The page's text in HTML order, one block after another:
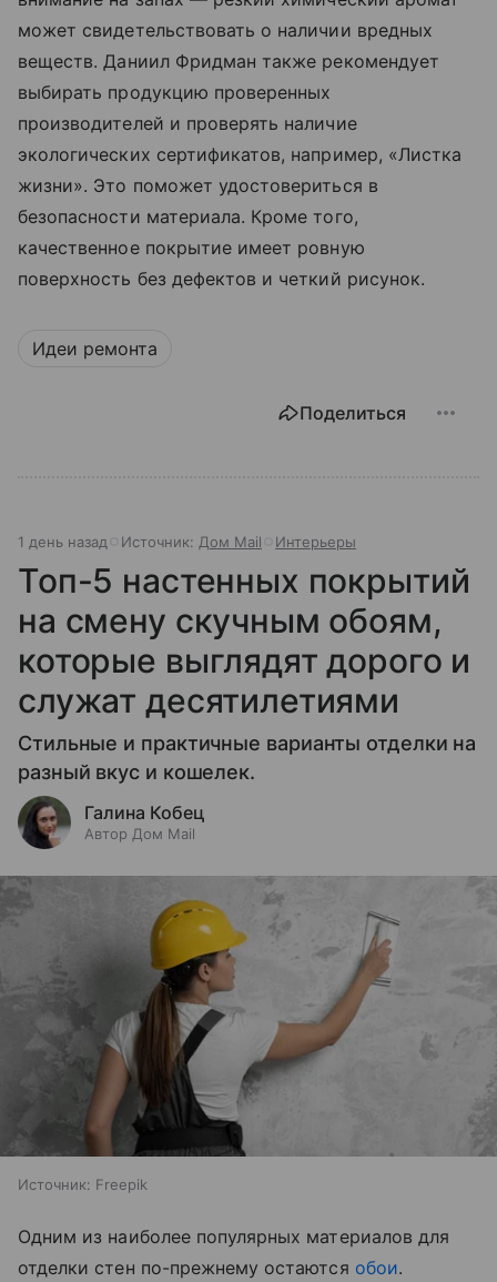
может свидетельствовать о наличии вредных
веществ. Даниил Фридман также рекомендует
выбирать продукцию проверенных
производителей и проверять наличие
экологических сертификатов, например, «Листка
жизни». Это поможет удостовериться в
безопасности материала. Кроме того,
качественное покрытие имеет ровную
поверхность без дефектов и четкий рисунок.
Идеи ремонта
Поделиться
1 день назад Источник: Дом Mail Интерьеры
Топ-5 настенных покрытий
на смену скучным обоям,
которые выглядят дорого и
служат десятилетиями
Стильные и практичные варианты отделки на
разный вкус и кошелек.
Галина Кобец
Автор Дом Mail
Источник: Freepik
Одним из наиболее популярных материалов для
отделки стен по-прежнему остаются обои.